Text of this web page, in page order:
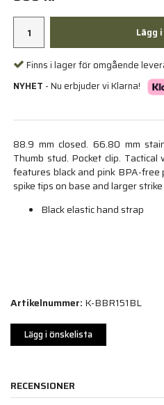
Lägg
Finns i lager för omgående
NYHET - Nu erbjuder vi Klarna!
88.9 mm closed. 66.80 mm
Thumb stud. Pocket clip.
features black and pink BPA-
spike tips on base and larger
Black elastic hand strap
Artikelnummer: K-BBR151BL
Lägg i önskelista
RECENSIONER